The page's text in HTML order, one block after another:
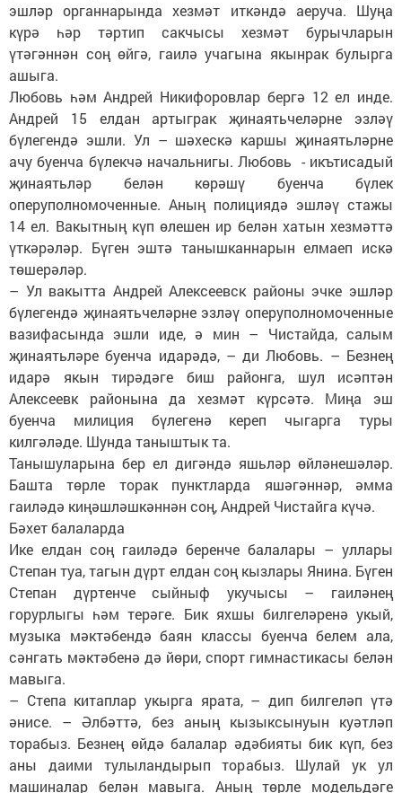
эшләр органнарында хезмәт иткәндә аеруча. Шуңа
күрә һәр тәртип сакчысы хезмәт бурычларын
үтәгәннән соң өйгә, гаилә учагына якынрак булырга
ашыга.
Любовь һәм Андрей Никифоровлар бергә 12 ел инде.
Андрей 15 елдан артыг­рак җинаятьчеләрне эзләү
бүлегендә эшли. Ул – шәхескә каршы җинаятьләрне
ачу буенча бүлекчә начальнигы. Любовь - икътисадый
җинаятьләр белән көрәшү буенча бүлек
оперуполномоченные. Аның полициядә эшләү стажы
14 ел. Вакытның күп өлешен ир белән хатын хезмәттә
үткәрәләр. Бүген эштә танышканнарын елмаеп искә
төшерәләр.
– Ул вакытта Андрей Алексеевск районы эчке эшләр
бүлегендә җинаятьчеләрне эзләү оперуполномоченные
вазифасында эшли иде, ә мин – Чистайда, салым
җинаятьләре буенча идарәдә, – ди Любовь. – Безнең
идарә якын тирәдәге биш районга, шул исәптән
Алексеевк районына да хезмәт күрсәтә. Миңа эш
буенча милиция бүлегенә кереп чыгарга туры
килгәләде. Шунда таныштык та.
Танышуларына бер ел ди­гәндә яшьләр өйләнешәләр.
Башта төрле торак пунктларда яшәгәннәр, әмма
гаиләдә киңәшләшкәннән соң, Анд­рей Чистайга күчә.
Бәхет балаларда
Ике елдан соң гаиләдә беренче балалары – уллары
Степан туа, тагын дүрт елдан соң кызлары Янина. Бүген
Степан дүртенче сыйныф укучысы – гаиләнең
горурлыгы һәм терәге. Бик яхшы билгеләренә укый,
музыка мәктәбендә баян классы буенча белем ала,
сәнгать мәктәбенә дә йөри, спорт гимнастикасы белән
мавыга.
– Степа китаплар укырга ярата, – дип билгеләп үтә
әнисе. – Әлбәттә, без аның кызыксынуын куәтләп
торабыз. Безнең өйдә балалар әдәбияты бик күп, без
аны даими тулыландырып торабыз. Шулай ук ул
машиналар белән мавыга. Аның төрле модельдәге